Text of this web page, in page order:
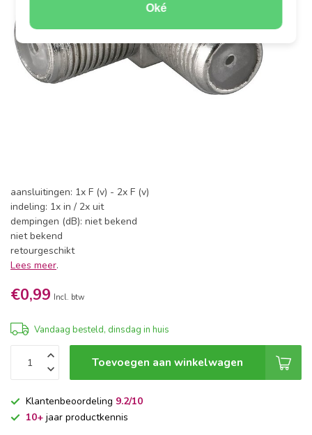
Oké
aansluitingen: 1x F (v) - 2x F (v)
indeling: 1x in / 2x uit
dempingen (dB): niet bekend
niet bekend
retourgeschikt
Lees meer.
€0,99 Incl. btw
Vandaag besteld, dinsdag in huis
Toevoegen aan winkelwagen
Klantenbeoordeling 9.2/10
10+ jaar productkennis